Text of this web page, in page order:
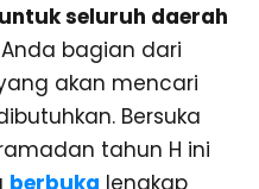
seluruh daerah
bagian dari
akan mencari
Bersuka
tahun H ini
berbuka lengkap